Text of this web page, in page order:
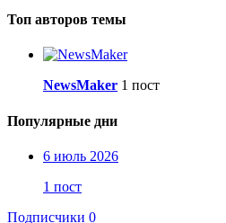
Топ авторов темы
NewsMaker 1 пост
Популярные дни
6 июль 2026
1 пост
Подписчики 0